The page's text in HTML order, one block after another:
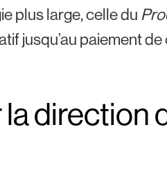
plus large, celle du
jusqu’au paiement
direction